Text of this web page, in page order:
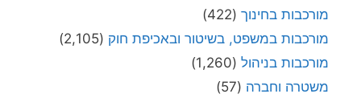
מורכבות בחינוך (422)
מורכבות במשפט, בשיטור ובאכיפת חוק (2,105)
מורכבות בניהול (1,260)
משטרה וחברה (57)